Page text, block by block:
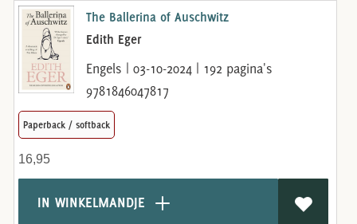
The Ballerina of Auschwitz
Edith Eger
Engels | 03-10-2024 | 192 pagina's
9781846047817
Paperback / softback
16,95
IN WINKELMANDJE